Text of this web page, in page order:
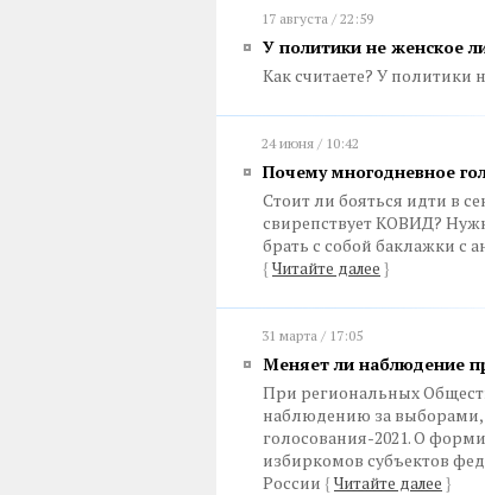
17 августа / 22:59
У политики не женское
Как считаете? У политики
24 июня / 10:42
Почему многодневное
Стоит ли бояться идти в
свирепствует КОВИД?
брать с собой баклажки с
{ Читайте далее }
31 марта / 17:05
Меняет ли наблюдение
При региональных
наблюдению за выборами,
голосования-2021. О
избиркомов субъектов
России { Читайте далее }